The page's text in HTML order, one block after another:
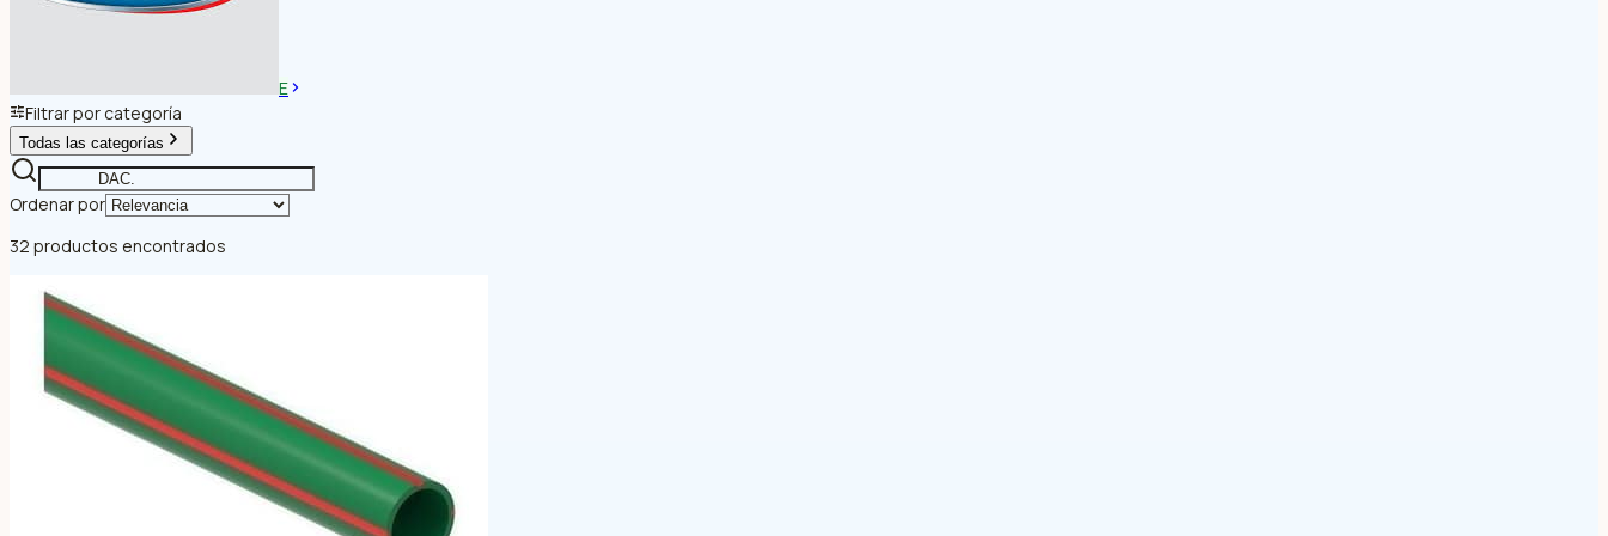
E
Filtrar por categoría
Todas las categorías
Ordenar por
32 productos encontrados